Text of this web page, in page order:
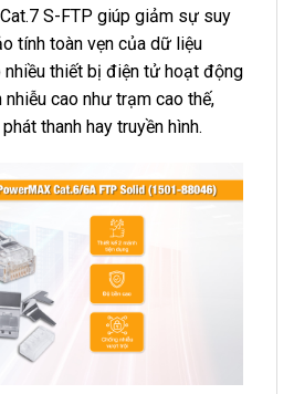
S-FTP giúp giảm sự suy
tính toàn vẹn của dữ liệu
thiết bị điện tử hoạt động
cao như trạm cao thế,
thanh hay truyền hình.